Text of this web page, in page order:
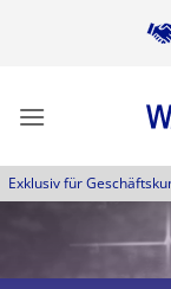
Exklusiv für